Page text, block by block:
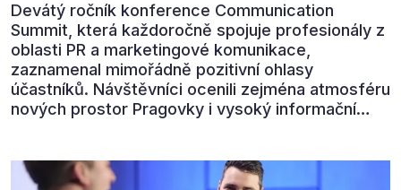
Devátý ročník konference Communication
Summit, která každoročně spojuje profesionály z
oblasti PR a marketingové komunikace,
zaznamenal mimořádně pozitivní ohlasy
účastníků. Návštěvníci ocenili zejména atmosféru
nových prostor Pragovky i vysoký informační
zúčastnit i příštího ročníku. „Příjemná konference,